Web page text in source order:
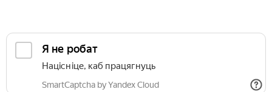
Я не робат
Націсніце, каб працягнуць
SmartCaptcha by Yandex Cloud